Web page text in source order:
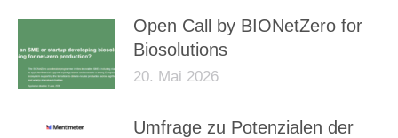
Open Call by BIONetZero for
Biosolutions
20. Mai 2026
Umfrage zu Potenzialen der